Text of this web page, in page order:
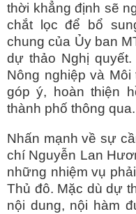
thời khẳng định sẽ
chắt lọc để bổ
chung của Ủy ban
dự thảo Nghị
Nông nghiệp và
góp ý, hoàn thiện
thành phố thông qua.
Nhấn mạnh về sự
chí Nguyễn Lan
những nhiệm vụ
Thủ đô. Mặc dù dự
nội dung, nội hàm